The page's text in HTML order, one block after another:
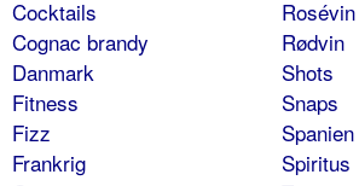
Cocktails
Cognac brandy
Danmark
Fitness
Fizz
Frankrig
Rosévin
Rødvin
Shots
Snaps
Spanien
Spiritus